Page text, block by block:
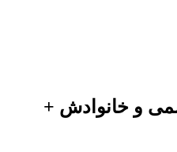
و خانوادش +